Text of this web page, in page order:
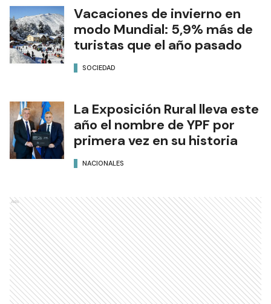
Vacaciones de invierno en
modo Mundial: 5,9% más de
turistas que el año pasado
SOCIEDAD
La Exposición Rural lleva este
año el nombre de YPF por
primera vez en su historia
NACIONALES
Ads